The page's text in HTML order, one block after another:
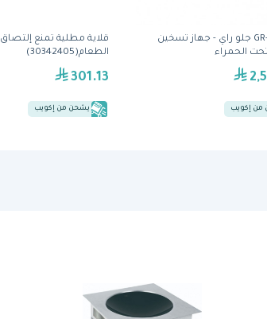
قلاية مطلية تمنع إلتصاق
الطعام(30342405)
301.13
يشحن من إكويب
هاتكو GR-36 جلو راي - جهاز تسخين
الحمراء
من إكويب